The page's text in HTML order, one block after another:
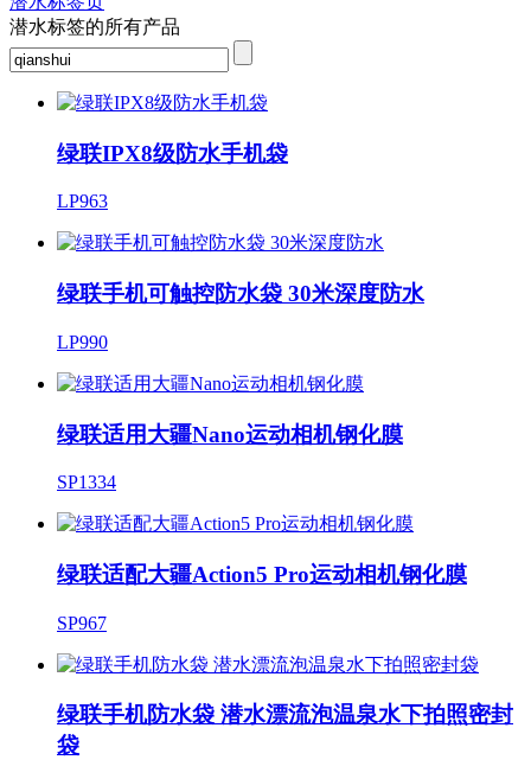
潜水标签的所有产品
绿联IPX8级防水手机袋
LP963
绿联手机可触控防水袋 30米深度防水
LP990
绿联适用大疆Nano运动相机钢化膜
SP1334
绿联适配大疆Action5 Pro运动相机钢化膜
SP967
绿联手机防水袋 潜水漂流泡温泉水下拍照密封
袋